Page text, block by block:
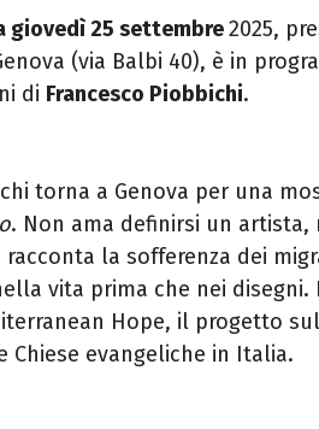
giovedì 25 settembre2025, p
(via Balbi 40), è in
di Francesco Piobbichi.
torna a Genova per una
. Non ama definirsi un artista,
racconta la sofferenza dei
vita prima che nei
Hope, il progetto
Chiese evangeliche in Italia.